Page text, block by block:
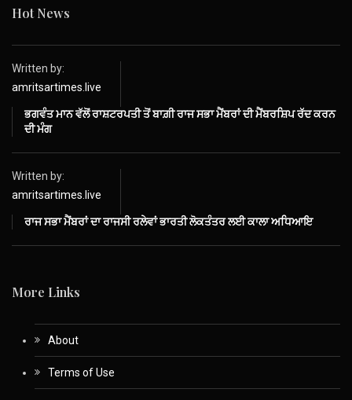
Hot News
Written by:
amritsartimes.live
ਭਗਵੰਤ ਮਾਨ ਵੱਲੋਂ ਰਾਸ਼ਟਰਪਤੀ ਤੋਂ ਬਾਗ਼ੀ ਰਾਜ ਸਭਾ ਮੈਂਬਰਾਂ ਦੀ ਮੈਂਬਰਸ਼ਿਪ ਰੱਦ ਕਰਨ
ਦੀ ਮੰਗ
Written by:
amritsartimes.live
ਰਾਜ ਸਭਾ ਮੈਂਬਰਾਂ ਦਾ ਰਾਜਸੀ ਰਲੇਵਾਂ ਭਾਰਤੀ ਲੋਕਤੰਤਰ ਲਈ ਕਾਲਾ ਅਧਿਆਇ
More Links
About
Terms of Use